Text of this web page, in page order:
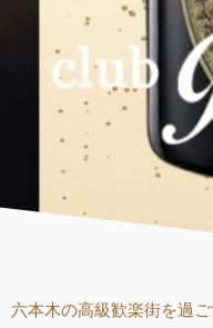
六本木の高級歓楽街を過